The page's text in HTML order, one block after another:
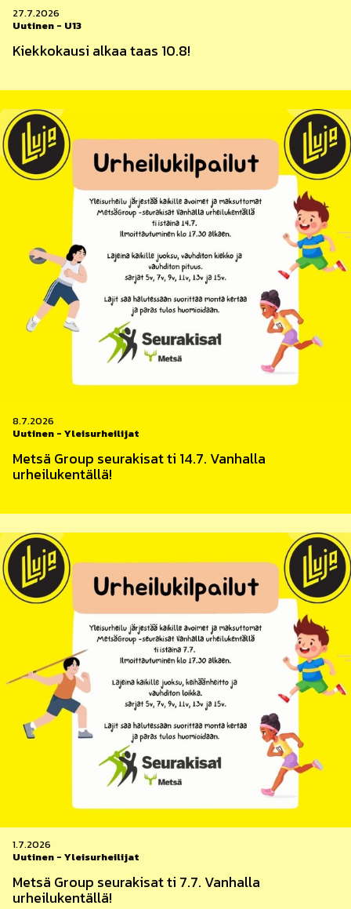
27.7.2026
Uutinen - U13
Kiekkokausi alkaa taas 10.8!
8.7.2026
Uutinen - Yleisurheilijat
Metsä Group seurakisat ti 14.7. Vanhalla
urheilukentällä!
1.7.2026
Uutinen - Yleisurheilijat
Metsä Group seurakisat ti 7.7. Vanhalla
urheilukentällä!